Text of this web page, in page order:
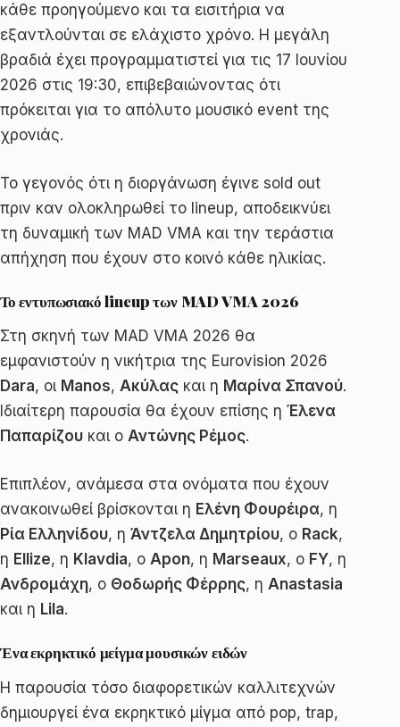
κάθε προηγούμενο και τα εισιτήρια να
εξαντλούνται σε ελάχιστο χρόνο. Η μεγάλη
βραδιά έχει προγραμματιστεί για τις 17 Ιουνίου
2026 στις 19:30, επιβεβαιώνοντας ότι
πρόκειται για το απόλυτο μουσικό event της
χρονιάς.
Το γεγονός ότι η διοργάνωση έγινε sold out
πριν καν ολοκληρωθεί το lineup, αποδεικνύει
τη δυναμική των MAD VMA και την τεράστια
απήχηση που έχουν στο κοινό κάθε ηλικίας.
Το εντυπωσιακό lineup των MAD VMA 2026
Στη σκηνή των MAD VMA 2026 θα
εμφανιστούν η νικήτρια της Eurovision 2026
Dara, οι Manos, Ακύλας και η Μαρίνα Σπανού.
Ιδιαίτερη παρουσία θα έχουν επίσης η Έλενα
Παπαρίζου και ο Αντώνης Ρέμος.
Επιπλέον, ανάμεσα στα ονόματα που έχουν
ανακοινωθεί βρίσκονται η Ελένη Φουρέιρα, η
Ρία Ελληνίδου, η Άντζελα Δημητρίου, ο Rack,
η Ellize, η Klavdia, ο Apon, η Marseaux, ο FY, η
Ανδρομάχη, ο Θοδωρής Φέρρης, η Anastasia
και η Lila.
Ένα εκρηκτικό μείγμα μουσικών ειδών
Η παρουσία τόσο διαφορετικών καλλιτεχνών
δημιουργεί ένα εκρηκτικό μίγμα από pop, trap,